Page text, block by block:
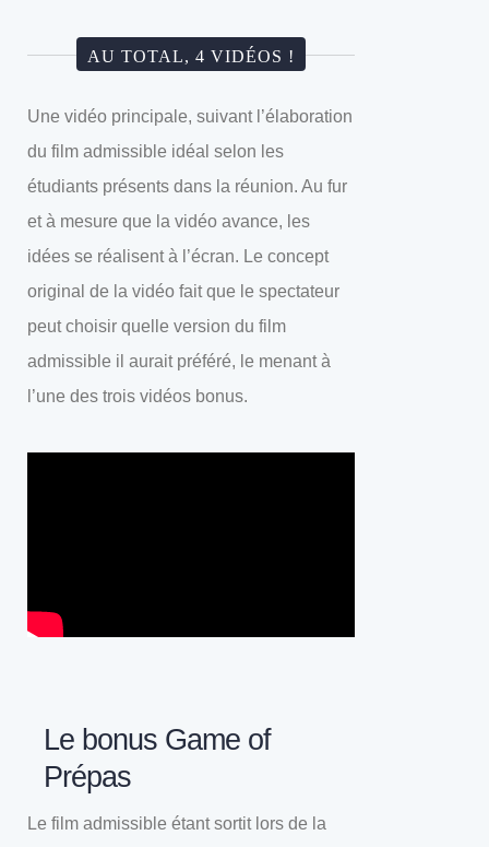
AU TOTAL, 4 VIDÉOS !
Une vidéo principale, suivant l’élaboration
du film admissible idéal selon les
étudiants présents dans la réunion. Au fur
et à mesure que la vidéo avance, les
idées se réalisent à l’écran. Le concept
original de la vidéo fait que le spectateur
peut choisir quelle version du film
admissible il aurait préféré, le menant à
l’une des trois vidéos bonus.
Le bonus Game of
Prépas
Le film admissible étant sortit lors de la